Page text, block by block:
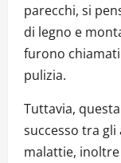
parecchi, si
di legno e
furono chiamati
pulizia.
Tuttavia,
successo tra
malattie, inoltre